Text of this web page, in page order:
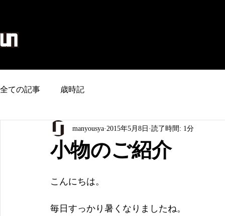
全ての記事 歳時記
小物のご紹介
manyousya 2015年5月8日 読了時間: 1分
こんにちは。
毎日すっかり暑くなりましたね。